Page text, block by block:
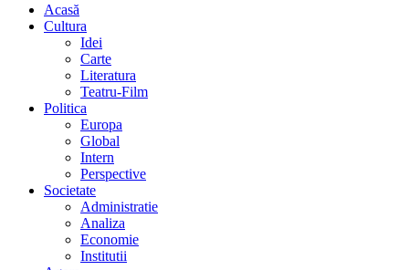
Acasă
Cultura
Idei
Carte
Literatura
Teatru-Film
Politica
Europa
Global
Intern
Perspective
Societate
Administratie
Analiza
Economie
Institutii